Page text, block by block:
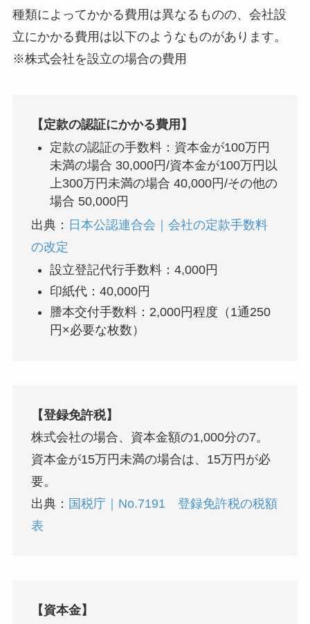
種類によってかかる費用は異なるものの、会社設
立にかかる費用は以下のようなものがあります。
※株式会社を設立の場合の費用
【定款の認証にかかる費用】
定款の認証の手数料：資本金が100万円
未満の場合 30,000円/資本金が100万円以
上300万円未満の場合 40,000円/その他の
場合 50,000円
出典： 日本公認連合会｜会社の定款手数料
の改定
設立登記代行手数料：4,000円
印紙代：40,000円
謄本交付手数料：2,000円程度（1通250
円×必要な枚数）
【登録免許税】
株式会社の場合、資本金額の1,000分の7。
資本金が15万円未満の場合は、15万円が必
要。
出典： 国税庁｜No.7191 登録免許税の税額
表
【資本金】